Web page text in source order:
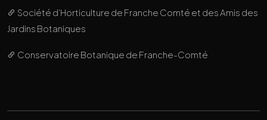
Société d’Horticulture de Franche Comté et des Amis des
Jardins Botaniques
Conservatoire Botanique de Franche-Comté